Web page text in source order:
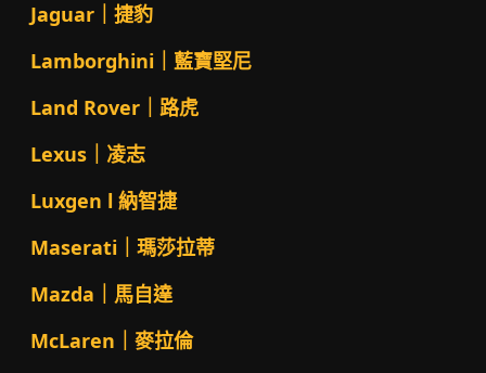
Jaguar｜捷豹
Lamborghini｜藍寶堅尼
Land Rover｜路虎
Lexus｜凌志
Luxgen l 納智捷
Maserati｜瑪莎拉蒂
Mazda｜馬自達
McLaren｜麥拉倫